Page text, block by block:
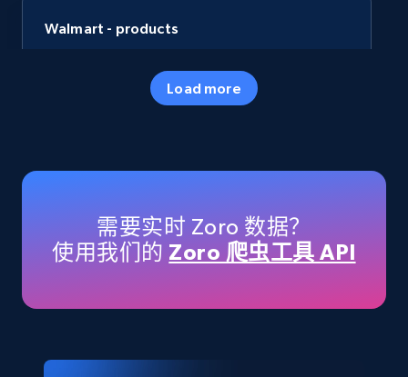
Walmart - products
Specifications, Image urls, Top reviews, and
Load more
需要实时 Zoro 数据？
使用我们的 Zoro 爬虫工具 API